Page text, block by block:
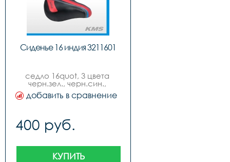
Сиденье 16 индия 3211601
седло 16quot, 3 цвета
черн.зел., черн.син.,
черн.красн., new model.
добавить в сравнение
400 руб.
КУПИТЬ